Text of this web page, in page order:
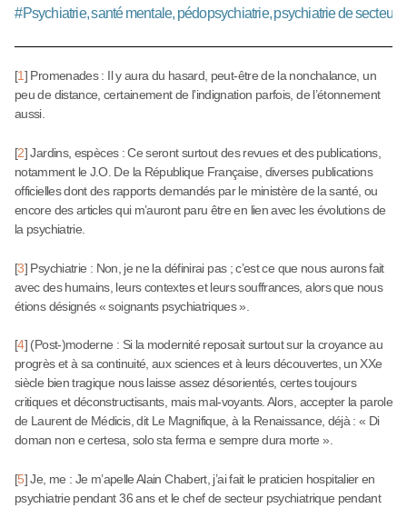
#Psychiatrie, santé mentale, pédopsychiatrie, psychiatrie de secteur
[1] Promenades : Il y aura du hasard, peut-être de la nonchalance, un
peu de distance, certainement de l’indignation parfois, de l’étonnement
aussi.
[2]Jardins, espèces : Ce seront surtout des revues et des publications,
notamment le J.O. De la République Française, diverses publications
officielles dont des rapports demandés par le ministère de la santé, ou
encore des articles qui m’auront paru être en lien avec les évolutions de
la psychiatrie.
[3] Psychiatrie : Non, je ne la définirai pas ; c’est ce que nous aurons fait
avec des humains, leurs contextes et leurs souffrances, alors que nous
étions désignés « soignants psychiatriques ».
[4] (Post-)moderne : Si la modernité reposait surtout sur la croyance au
progrès et à sa continuité, aux sciences et à leurs découvertes, un XXe
siècle bien tragique nous laisse assez désorientés, certes toujours
critiques et déconstructisants, mais mal-voyants. Alors, accepter la parole
de Laurent de Médicis, dit Le Magnifique, à la Renaissance, déjà : « Di
doman non e certesa, solo sta ferma e sempre dura morte ».
[5]Je, me : Je m’apelle Alain Chabert, j’ai fait le praticien hospitalier en
psychiatrie pendant 36 ans et le chef de secteur psychiatrique pendant